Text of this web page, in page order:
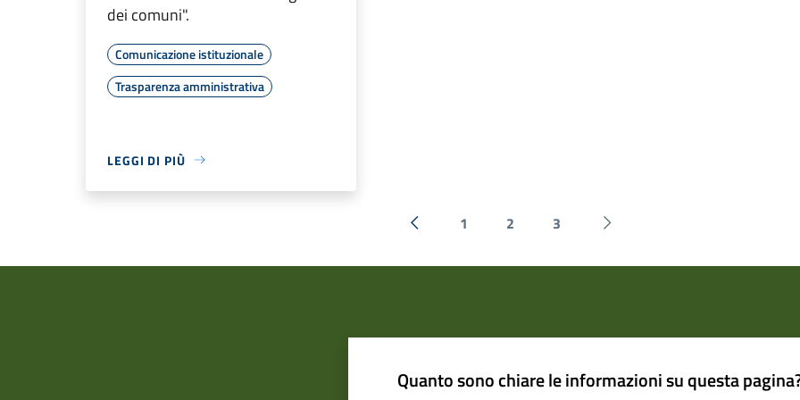
dei comuni".
Comunicazione istituzionale
Trasparenza amministrativa
LEGGI DI PIÙ
« Precedente
1 2 3
Successiva »
Quanto sono chiare le informazioni su questa